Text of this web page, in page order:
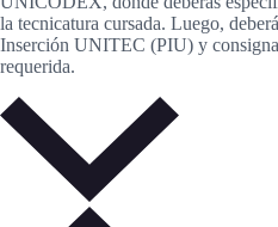
la tecnicatura cursada. Luego,
Inserción UNITEC (PIU) y
requerida.